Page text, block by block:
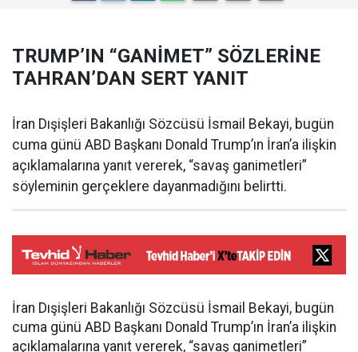
TRUMP’IN “GANİMET” SÖZLERİNE
TAHRAN’DAN SERT YANIT
İran Dışişleri Bakanlığı Sözcüsü İsmail Bekayi, bugün
cuma günü ABD Başkanı Donald Trump’ın İran’a ilişkin
açıklamalarına yanıt vererek, “savaş ganimetleri”
söyleminin gerçeklere dayanmadığını belirtti.
İran Dışişleri Bakanlığı Sözcüsü İsmail Bekayi, bugün
cuma günü ABD Başkanı Donald Trump’ın İran’a ilişkin
açıklamalarına yanıt vererek, “savaş ganimetleri”